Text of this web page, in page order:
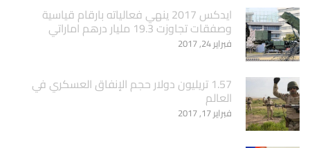
ايدكس 2017 ينهي فعالياته بارقام قياسية
وصفقات تجاوزت 19.3 مليار درهم اماراتي
فبراير 24, 2017
1.57 تريليون دولار حجم الإنفاق العسكري في
العالم
فبراير 17, 2017